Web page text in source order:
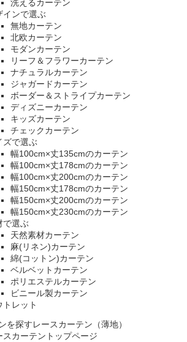
洗えるカーテン
インで選ぶ
無地カーテン
北欧カーテン
モダンカーテン
リーフ＆フラワーカーテン
ナチュラルカーテン
ジャガードカーテン
ボーダー＆ストライプカーテン
ディズニーカーテン
キッズカーテン
チェックカーテン
ズで選ぶ
幅100cm×丈135cmのカーテン
幅100cm×丈178cmのカーテン
幅100cm×丈200cmのカーテン
幅150cm×丈178cmのカーテン
幅150cm×丈200cmのカーテン
幅150cm×丈230cmのカーテン
で選ぶ
天然素材カーテン
麻(リネン)カーテン
綿(コットン)カーテン
ベルベットカーテン
ポリエステルカーテン
ビニール製カーテン
トレット
レースカーテン（薄地）
スカーテントップページ